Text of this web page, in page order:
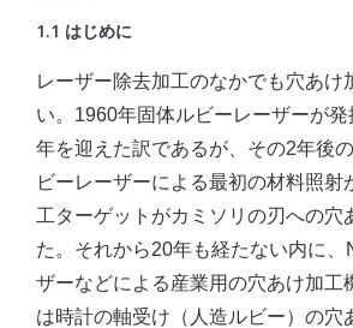
1.1 はじめに
レーザー除去加工のなかでも穴あけ
い。1960年固体ルビーレーザーが
年を迎えた訳であるが、その2年後
ビーレーザーによる最初の材料照射
工ターゲットがカミソリの刃への穴
た。それから20年も経たない内に、
ザーなどによる産業用の穴あけ加工
は時計の軸受け（人造ルビー）の穴